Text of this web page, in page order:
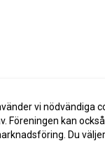
vi nödvändiga
Föreningen kan
Du väljer